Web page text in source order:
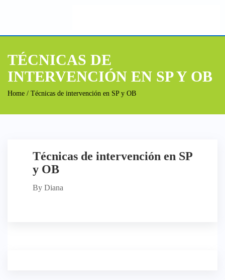
TÉCNICAS DE
INTERVENCIÓN EN SP Y OB
Home / Técnicas de intervención en SP y OB
Técnicas de intervención en SP
y OB
By Diana